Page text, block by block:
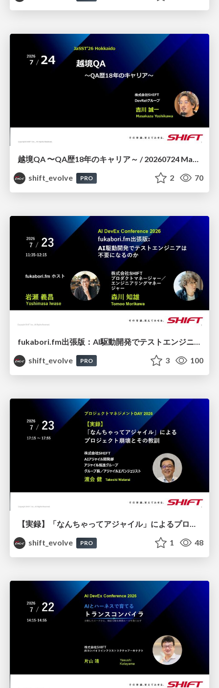
越境QA 〜QA歴18年のキャリア～ / 20260724 Masakazu Yoshikawa
shift_evolve
PRO 2 70
shift_evolve
PRO 3 100
【実録】「なんちゃってアジャイル」によるプロジェクト崩壊とその教訓 / 20260723 Takeshi Watarai
shift_evolve
PRO 1 48